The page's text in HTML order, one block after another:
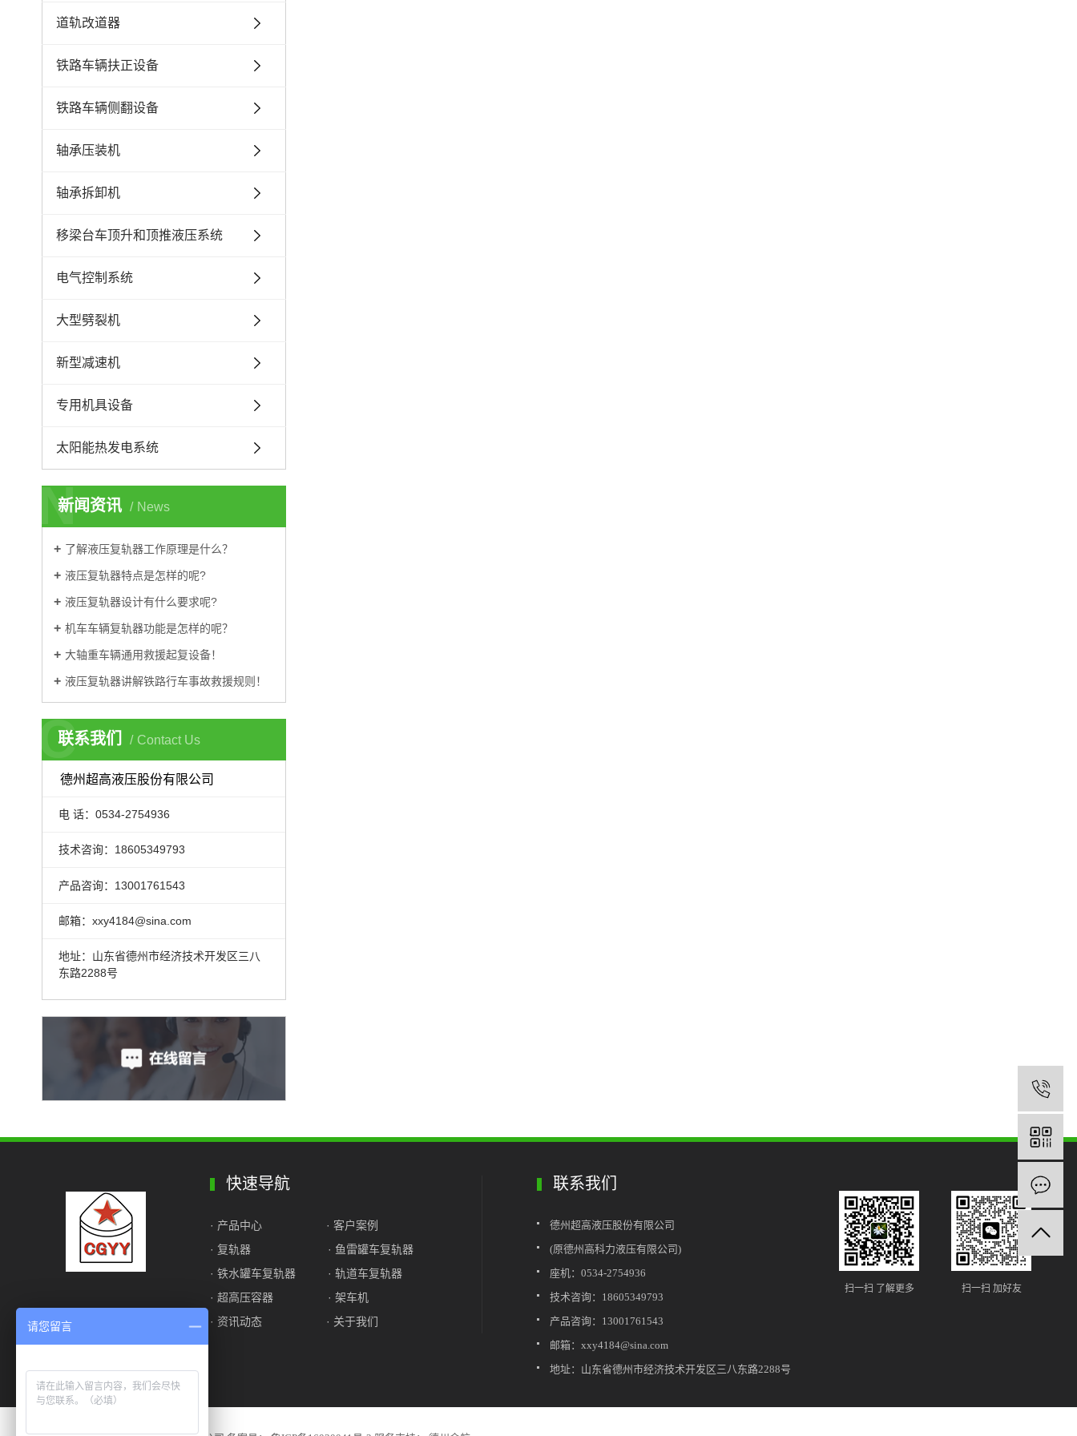
道轨改道器
铁路车辆扶正设备
铁路车辆侧翻设备
轴承压装机
轴承拆卸机
移梁台车顶升和顶推液压系统
电气控制系统
大型劈裂机
新型减速机
专用机具设备
太阳能热发电系统
新闻资讯 News
N
了解液压复轨器工作原理是什么？
液压复轨器特点是怎样的呢?
液压复轨器设计有什么要求呢?
机车车辆复轨器功能是怎样的呢？
大轴重车辆通用救援起复设备！
液压复轨器讲解铁路行车事故救援规则！
联系我们 Contact Us
C
德州超高液压股份有限公司
电 话：0534-2754936
技术咨询：18605349793
产品咨询：13001761543
邮箱：xxy4184@sina.com
地址：山东省德州市经济技术开发区三八
东路2288号
快速导航
· 产品中心 · 客户案例
· 复轨器
· 鱼雷罐车复轨器
· 铁水罐车复轨器
· 轨道车复轨器
· 超高压容器
· 架车机
· 资讯动态
· 关于我们
联系我们
德州超高液压股份有限公司
(原德州高科力液压有限公司)
座机：0534-2754936
技术咨询：18605349793
产品咨询：13001761543
邮箱：xxy4184@sina.com
地址：山东省德州市经济技术开发区三八东路2288号
扫一扫 加好友
扫一扫 了解更多
请您留言